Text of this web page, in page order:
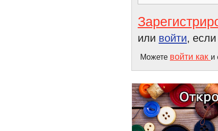
или войти,
Можете войти как и